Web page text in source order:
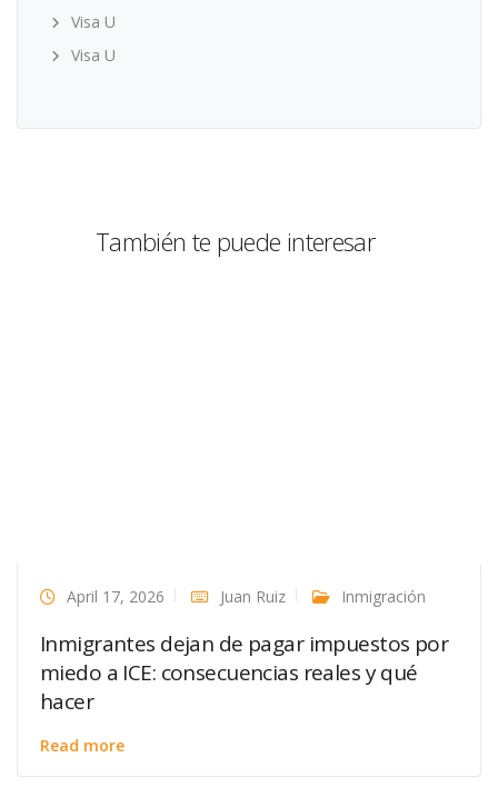
Visa U
Visa U
También te puede interesar
April 17, 2026 Juan Ruiz Inmigración
Inmigrantes dejan de pagar impuestos por
miedo a ICE: consecuencias reales y qué
hacer
Read more